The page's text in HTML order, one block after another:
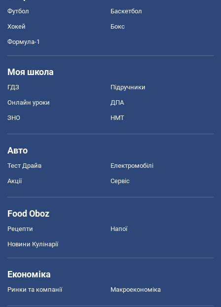
Футбол Баскетбол
Хокей Бокс
Формула-1
Моя школа
ГДЗ Підручники
Онлайн уроки ДПА
ЗНО НМТ
Авто
Тест Драйв Електромобілі
Акції Сервіс
Food Oboz
Рецепти Напої
Новини Кулінарії
Економіка
Ринки та компанії Макроекономіка